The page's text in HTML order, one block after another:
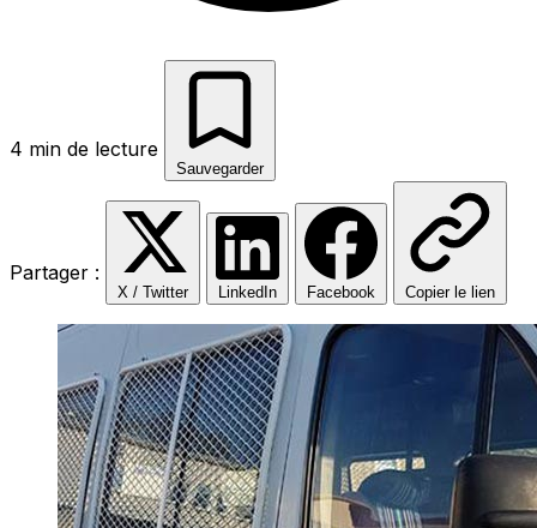
4 min de lecture
Sauvegarder
Partager :
X / Twitter LinkedIn Facebook Copier le lien